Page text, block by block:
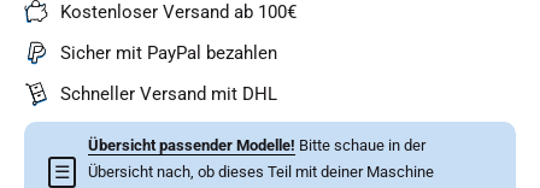
Kostenloser Versand ab 100€
Sicher mit PayPal bezahlen
Schneller Versand mit DHL
☰
Übersicht passender Modelle! Bitte schaue in der
Übersicht nach, ob dieses Teil mit deiner Maschine